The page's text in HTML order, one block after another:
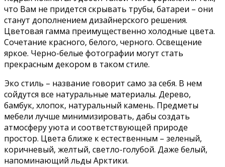
что Вам не придется скрывать трубы, батареи – они
станут дополнением дизайнерского решения.
Цветовая гамма преимущественно холодные цвета.
Сочетание красного, белого, черного. Освещение
яркое. Черно-белые фотографии могут стать
прекрасным декором в таком стиле.
Эко стиль – название говорит само за себя. В нем
сойдутся все натуральные материалы. Дерево,
бамбук, хлопок, натуральный камень. Предметы
мебели лучше минимизировать, дабы создать
атмосферу уюта и соответствующей природе
простор. Цвета ближе к естественным – зеленый,
коричневый, желтый, светло-голубой. Даже белый,
напоминающий льды Арктики.